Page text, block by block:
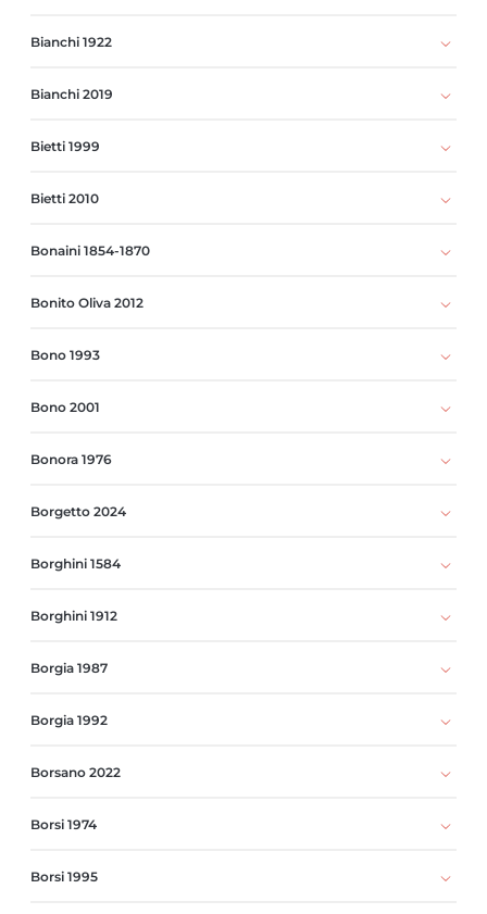
Bianchi 1922
Bianchi 2019
Bietti 1999
Bietti 2010
Bonaini 1854-1870
Bonito Oliva 2012
Bono 1993
Bono 2001
Bonora 1976
Borgetto 2024
Borghini 1584
Borghini 1912
Borgia 1987
Borgia 1992
Borsano 2022
Borsi 1974
Borsi 1995